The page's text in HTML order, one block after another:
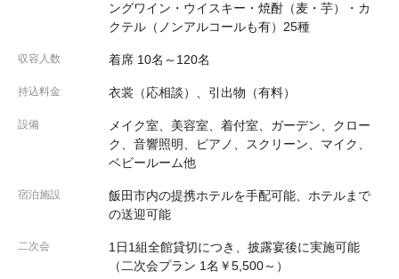
ングワイン・ウイスキー・焼酎（麦・芋）・カ
クテル（ノンアルコールも有）25種
収容人数 着席 10名～120名
持込料金 衣裳（応相談）、引出物（有料）
設備
メイク室、美容室、着付室、ガーデン、クロー
ク、音響照明、ピアノ、スクリーン、マイク、
ベビールーム他
宿泊施設
飯田市内の提携ホテルを手配可能、ホテルまで
の送迎可能
二次会
1日1組全館貸切につき、披露宴後に実施可能
（二次会プラン 1名￥5,500～）